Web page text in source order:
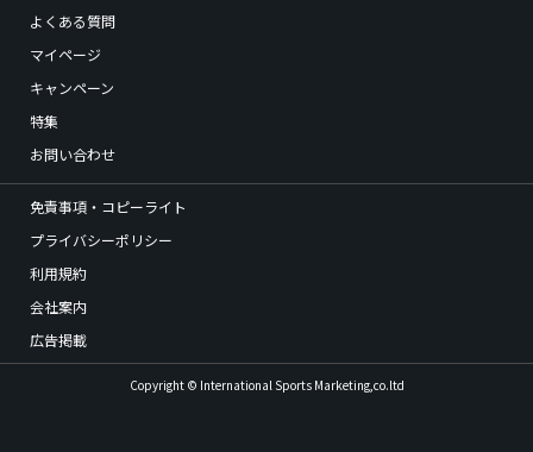
よくある質問
マイページ
キャンペーン
特集
お問い合わせ
免責事項・コピーライト
プライバシーポリシー
利用規約
会社案内
広告掲載
Copyright © International Sports Marketing,co.ltd